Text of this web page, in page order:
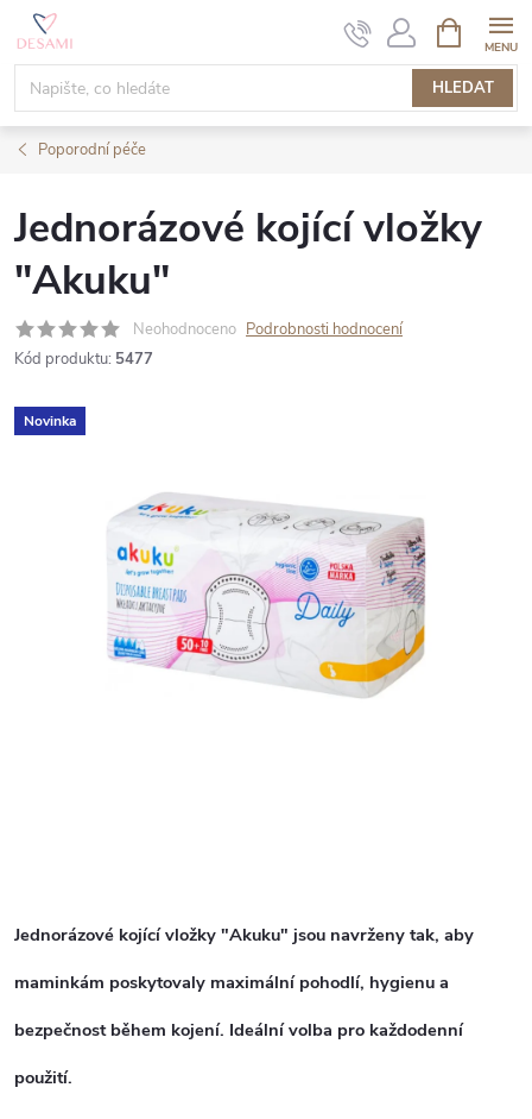
Přejít
obsah
HLEDAT
NÁKUPNÍ
KOŠÍK
Poporodní péče
Jednorázové kojící vložky
"Akuku"
Neohodnoceno Podrobnosti hodnocení
Kód produktu: 5477
Novinka
Jednorázové kojící vložky "Akuku" jsou navrženy tak, aby
maminkám poskytovaly maximální pohodlí, hygienu a
bezpečnost během kojení. Ideální volba pro každodenní
použití.